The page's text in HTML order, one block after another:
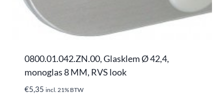
0800.01.042.ZN.00, Glasklem Ø 42,4,
monoglas 8 MM, RVS look
€5,35 incl. 21% BTW